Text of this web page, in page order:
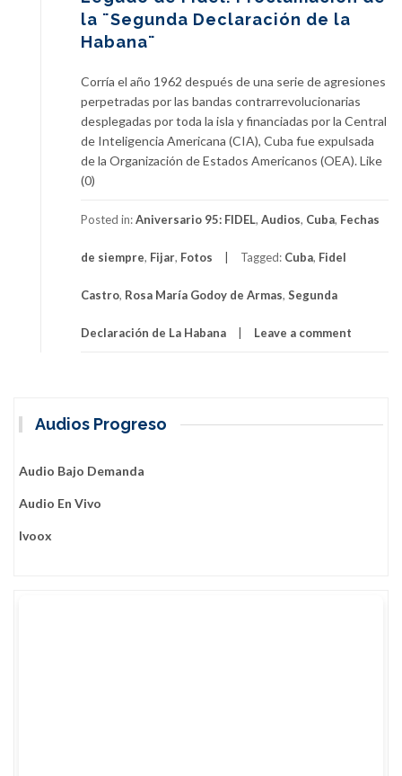
la ¨Segunda Declaración de la
Habana¨
Corría el año 1962 después de una serie de agresiones
perpetradas por las bandas contrarrevolucionarias
desplegadas por toda la isla y financiadas por la Central
de Inteligencia Americana (CIA), Cuba fue expulsada
de la Organización de Estados Americanos (OEA). Like
(0)
Posted in:Aniversario 95: FIDEL, Audios, Cuba, Fechas
de siempre, Fijar, Fotos Tagged: Cuba, Fidel
Castro, Rosa María Godoy de Armas, Segunda
Declaración de La Habana Leave a comment
Audios Progreso
Audio Bajo Demanda
Audio En Vivo
Ivoox